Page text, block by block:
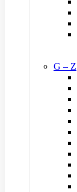
G – Z